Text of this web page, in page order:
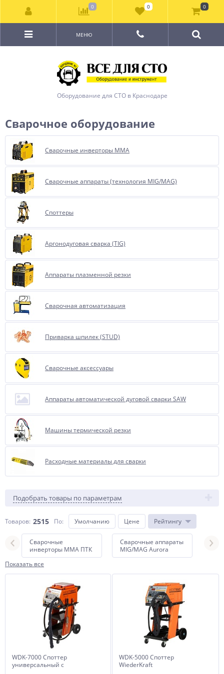
Оборудование для СТО в Краснодаре
МЕНЮ
Сварочное оборудование
Сварочные инверторы ММА
Сварочные аппараты (технология MIG/MAG)
Споттеры
Аргонодуговая сварка (TIG)
Аппараты плазменной резки
Сварочная автоматизация
Приварка шпилек (STUD)
Сварочные аксессуары
Аппараты автоматической дуговой сварки SAW
Машины термической резки
Расходные материалы для сварки
Подобрать товары по параметрам
Товаров: 2515 По: Умолчанию Цене Рейтингу
Сварочные
инверторы ММА ПТК
Сварочные аппараты
MIG/MAG Aurora
Показать все
WDK-7000 Споттер
универсальный с
WDK-5000 Споттер
WiederKraft
0 0 0